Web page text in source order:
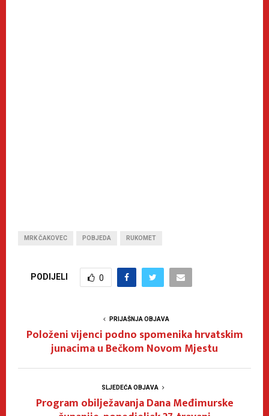
MRK ČAKOVEC POBJEDA RUKOMET
PODIJELI 0
PRIJAŠNJA OBJAVA
Položeni vijenci podno spomenika hrvatskim
junacima u Bečkom Novom Mjestu
SLJEDEĆA OBJAVA
Program obilježavanja Dana Međimurske